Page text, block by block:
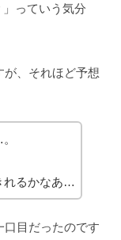
っていう気分
が、それほど予想
れるかなあ…
口目だったのです